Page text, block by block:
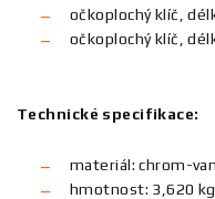
očkoplochý klíč,
očkoplochý klíč,
Technické specifikace:
materiál: chrom-
hmotnost: 3,620 kg